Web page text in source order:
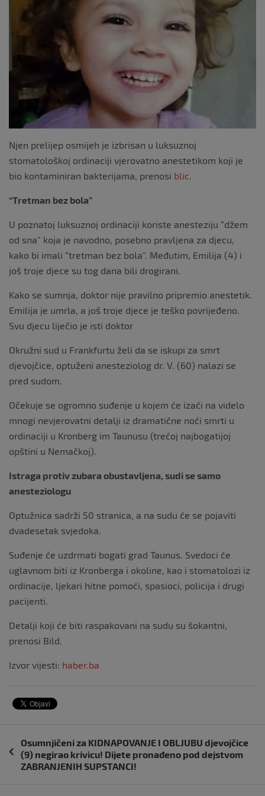
k
Njen prelijep osmijeh je izbrisan u luksuznoj
stomatološkoj ordinaciji vjerovatno anestetikom koji je
bio kontaminiran bakterijama, prenosi blic.
“Tretman bez bola”
U poznatoj luksuznoj ordinaciji koriste anesteziju “džem
od sna” koja je navodno, posebno pravljena za djecu,
kako bi imali “tretman bez bola”. Međutim, Emilija (4) i
još troje djece su tog dana bili drogirani.
Kako se sumnja, doktor nije pravilno pripremio anestetik.
Emilija je umrla, a još troje djece je teško povrijeđeno.
Svu djecu liječio je isti doktor
Okružni sud u Frankfurtu želi da se iskupi za smrt
djevojčice, optuženi anesteziolog dr. V. (60) nalazi se
pred sudom.
Očekuje se ogromno suđenje u kojem će izaći na videlo
mnogi nevjerovatni detalji iz dramatične noći smrti u
ordinaciji u Kronberg im Taunusu (trećoj najbogatijoj
opštini u Nemačkoj).
Istraga protiv zubara obustavljena, sudi se samo
anesteziologu
Optužnica sadrži 50 stranica, a na sudu će se pojaviti
dvadesetak svjedoka.
Suđenje će uzdrmati bogati grad Taunus. Svedoci će
uglavnom biti iz Kronberga i okoline, kao i stomatolozi iz
ordinacije, ljekari hitne pomoći, spasioci, policija i drugi
pacijenti.
Detalji koji će biti raspakovani na sudu su šokantni,
prenosi Bild.
Izvor vijesti: haber.ba
objava
Osumnjičeni za KIDNAPOVANJE I OBLJUBU djevojčice
(9) negirao krivicu! Dijete pronađeno pod dejstvom
ZABRANJENIH SUPSTANCI!